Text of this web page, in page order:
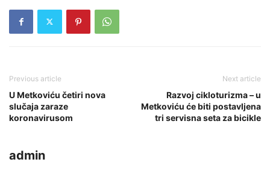
Previous article
U Metkoviću četiri nova
slučaja zaraze
koronavirusom
Next article
Razvoj cikloturizma – u
Metkoviću će biti postavljena
tri servisna seta za bicikle
admin